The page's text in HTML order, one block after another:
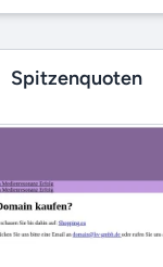
Spitzenquoten